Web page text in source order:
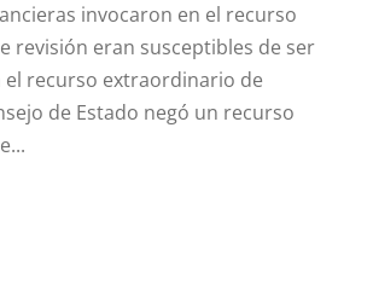
invocaron en el recurso
revisión eran susceptibles de ser
el recurso extraordinario de
de Estado negó un recurso